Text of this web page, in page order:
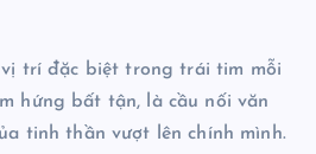
vị trí đặc biệt trong trái tim mỗi
hứng bất tận, là cầu nối văn
tinh thần vượt lên chính mình.